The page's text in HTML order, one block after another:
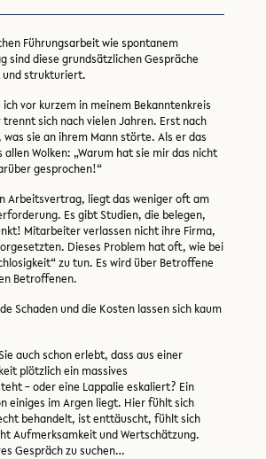
Führungsarbeit wie spontanem
sind diese grundsätzlichen Gespräche
und strukturiert.
ich vor kurzem in meinem Bekanntenkreis
sich nach vielen Jahren. Erst nach
sie an ihrem Mann störte. Als er das
Wolken: „Warum hat sie mir das nicht
gesprochen!“
Arbeitsvertrag, liegt das weniger oft am
Es gibt Studien, die belegen,
Mitarbeiter verlassen nicht ihre Firma,
Dieses Problem hat oft, wie bei
zu tun. Es wird über Betroffene
Betroffenen.
Schaden und die Kosten lassen sich kaum
auch schon erlebt, dass aus einer
plötzlich ein massives
– oder eine Lappalie eskaliert? Ein
einiges im Argen liegt. Hier fühlt sich
behandelt, ist enttäuscht, fühlt sich
Aufmerksamkeit und Wertschätzung.
Gespräch zu suchen…